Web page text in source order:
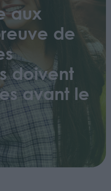
aux
de
doivent
avant le